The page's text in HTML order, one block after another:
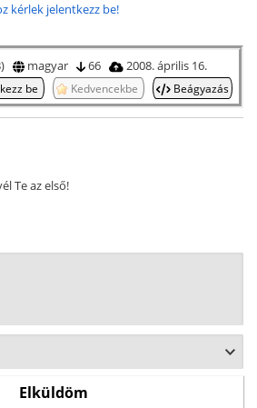
kérlek jelentkezz be!
magyar 66 2008. április 16.
be Kedvencekbe Beágyazás
Te az első!